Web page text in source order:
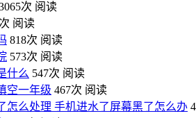
次 阅读
阅读
818次 阅读
573次 阅读
什么 547次 阅读
空一年级 467次 阅读
怎么处理 手机进水了屏幕黑了怎么办